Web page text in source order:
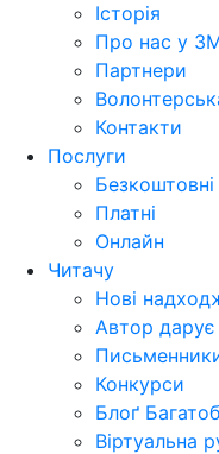
Історія
Про нас у
Партнери
Контакти
Послуги
Безкоштовні
Платні
Онлайн
Читачу
Нові
Автор дарує
Конкурси
Блоґ
Віртуальна